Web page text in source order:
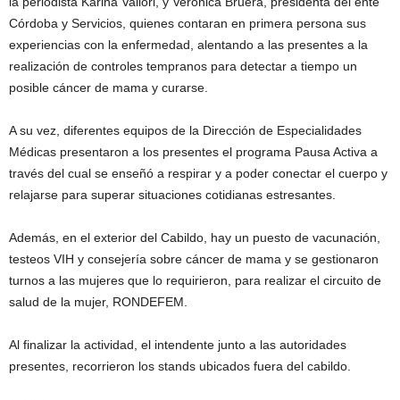
Córdoba y Servicios, quienes contaran en primera persona sus
experiencias con la enfermedad, alentando a las presentes a la
realización de controles tempranos para detectar a tiempo un
posible cáncer de mama y curarse.
A su vez, diferentes equipos de la Dirección de Especialidades
Médicas presentaron a los presentes el programa Pausa Activa a
través del cual se enseñó a respirar y a poder conectar el cuerpo y
relajarse para superar situaciones cotidianas estresantes.
Además, en el exterior del Cabildo, hay un puesto de vacunación,
testeos VIH y consejería sobre cáncer de mama y se gestionaron
turnos a las mujeres que lo requirieron, para realizar el circuito de
salud de la mujer, RONDEFEM.
Al finalizar la actividad, el intendente junto a las autoridades
presentes, recorrieron los stands ubicados fuera del cabildo.